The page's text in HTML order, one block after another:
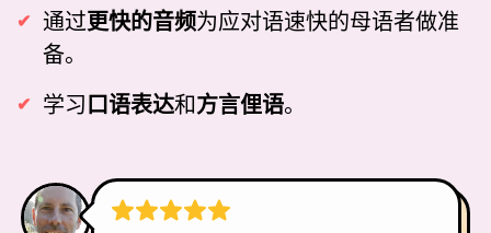
通过更快的音频为应对语速快的母语者做准
备。
学习口语表达和方言俚语。